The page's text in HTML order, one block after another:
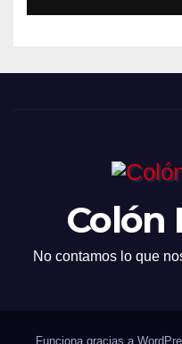
Colón
No contamos lo que
Funciona gracias a